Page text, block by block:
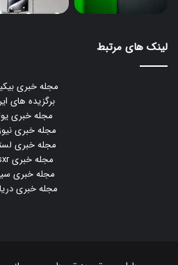
لینک های مرتبط
مجله خبری
برگزیده های
مجله خبری
مجله خبری
مجله خبری
مجله خبری gsxr
مجله خبری
مجله خبری